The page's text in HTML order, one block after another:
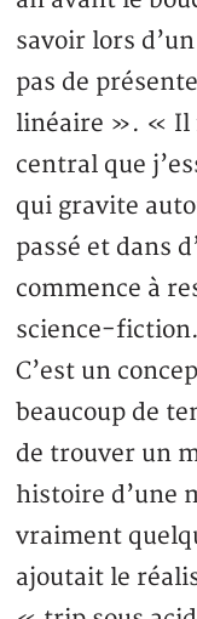
savoir lors
pas de
linéaire ». « Il
central que
qui gravite
passé et dans
commence à
science-
C’est un
beaucoup de
de trouver un
histoire d’une
vraiment
ajoutait le